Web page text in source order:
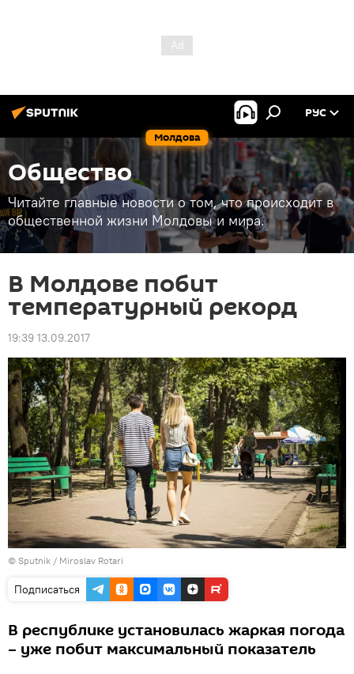
Молдова
РУС
Общество
Читайте главные новости о том, что происходит в
общественной жизни Молдовы и мира.
В Молдове побит
температурный рекорд
19:39 13.09.2017
© Sputnik / Miroslav Rotari
Подписаться
В республике установилась жаркая погода
– уже побит максимальный показатель